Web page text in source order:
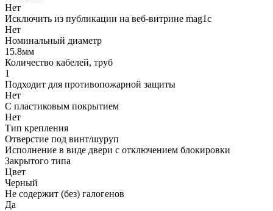
Нет
Исключить из публикации на веб-витрине mag1c
Нет
Номинальный диаметр
15.8мм
Количество кабелей, труб
1
Подходит для противопожарной защиты
Нет
С пластиковым покрытием
Нет
Тип крепления
Отверстие под винт/шуруп
Исполнение в виде двери с отключением блокировки
Закрытого типа
Цвет
Черный
Не содержит (без) галогенов
Да